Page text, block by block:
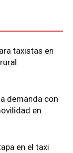
taxistas en
demanda con
en
en el taxi